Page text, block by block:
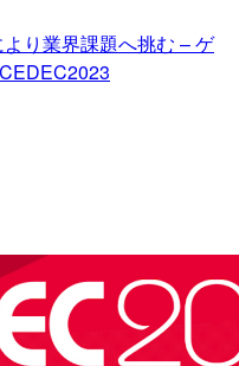
り業界課題へ挑む – ゲ